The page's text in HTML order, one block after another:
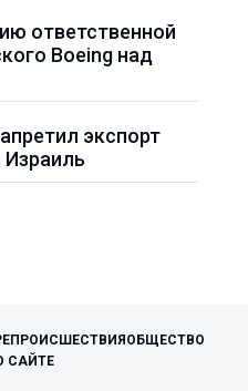
ответственной
Boeing над
экспорт
Израиль
ПРОИСШЕСТВИЯ ОБЩЕСТВО
САЙТЕ